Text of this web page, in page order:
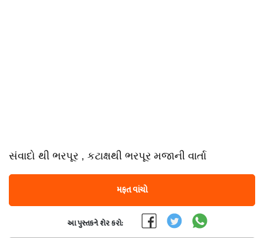
સંવાદો થી ભરપૂર , કટાક્ષથી ભરપૂર મજાની વાર્તા
મફત વાંચો
આ પુસ્તકને શેર કરો: